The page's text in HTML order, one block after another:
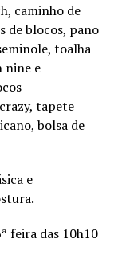
caminho de
de blocos, pano
toalha
nine e
tapete
bolsa de
e
feira das 10h10